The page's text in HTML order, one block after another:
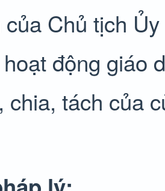
Chủ tịch
động giáo
chia, tách của